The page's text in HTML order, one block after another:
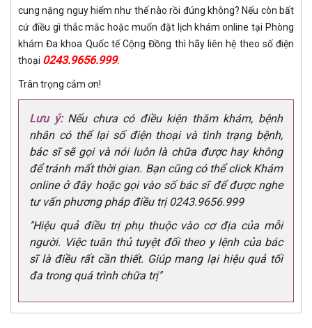
cung nặng nguy hiểm như thế nào rồi đúng không? Nếu còn bất
cứ điều gì thắc mắc hoặc muốn đặt lịch khám online tại Phòng
khám Đa khoa Quốc tế Cộng Đồng thì hãy liên hệ theo số điện
thoại 0243.9656.999.
Trân trọng cảm ơn!
Lưu ý:Nếu chưa có điều kiện thăm khám, bệnh
nhân có thể lại số điện thoại và tình trạng bệnh,
bác sĩ sẽ gọi và nói luôn là chữa được hay không
để tránh mất thời gian. Bạn cũng có thể click Khám
online ở đây hoặc gọi vào số bác sĩ để được nghe
tư vấn phương pháp điều trị 0243.9656.999
"Hiệu quả điều trị phụ thuộc vào cơ địa của mỗi
người. Việc tuân thủ tuyệt đối theo y lệnh của bác
sĩ là điều rất cần thiết. Giúp mang lại hiệu quả tối
đa trong quá trình chữa trị"